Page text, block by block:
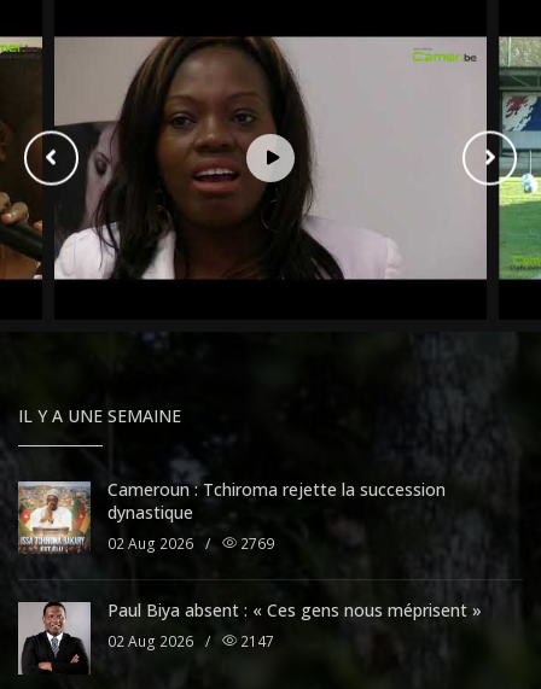
IL Y A UNE SEMAINE
Cameroun : Tchiroma rejette la succession
dynastique
02 Aug 2026 / 2769
Paul Biya absent : « Ces gens nous méprisent »
02 Aug 2026 / 2147